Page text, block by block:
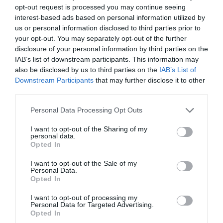
opt-out request is processed you may continue seeing
interest-based ads based on personal information utilized by
us or personal information disclosed to third parties prior to
your opt-out. You may separately opt-out of the further
disclosure of your personal information by third parties on the
IAB’s list of downstream participants. This information may
also be disclosed by us to third parties on the IAB’s List of
Downstream Participants that may further disclose it to other
Personal Data Processing Opt Outs
I want to opt-out of the Sharing of my
personal data.
Opted In
I want to opt-out of the Sale of my
Personal Data.
Opted In
I want to opt-out of processing my
Personal Data for Targeted Advertising.
Opted In